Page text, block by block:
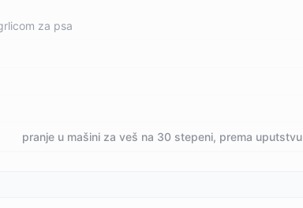
za psa
pranje u mašini za veš na 30 stepeni, prema uputstvu